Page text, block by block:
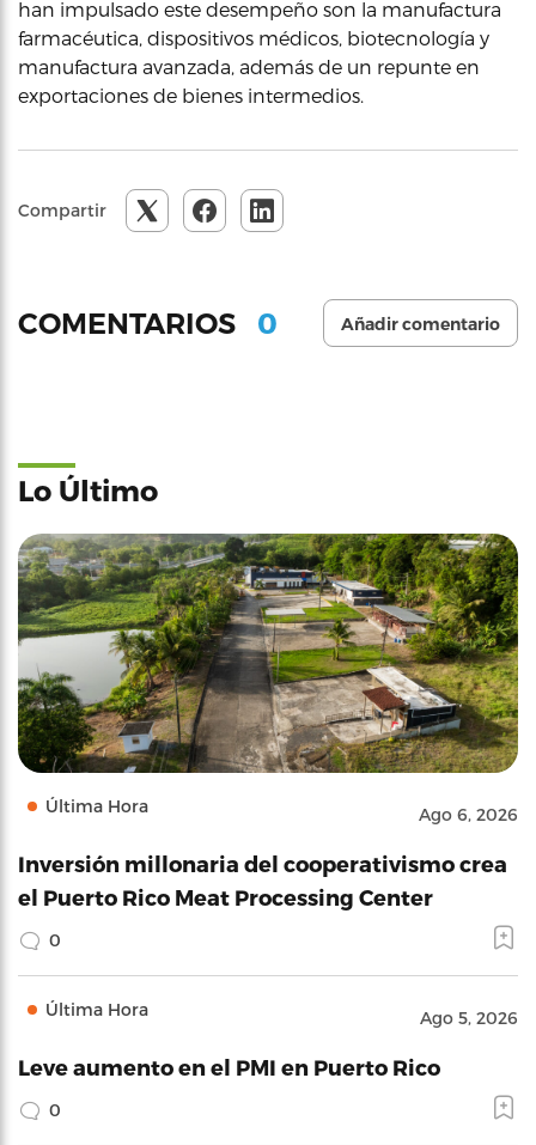
han impulsado este desempeño son la manufactura
farmacéutica, dispositivos médicos, biotecnología y
manufactura avanzada, además de un repunte en
exportaciones de bienes intermedios.
Compartir
COMENTARIOS 0 Añadir comentario
Lo Último
Última Hora Ago 6, 2026
Inversión millonaria del cooperativismo crea
el Puerto Rico Meat Processing Center
0
Última Hora Ago 5, 2026
Leve aumento en el PMI en Puerto Rico
0